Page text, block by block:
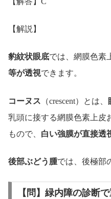
【解説】
豹紋状眼底では、網膜色素
等が透視できます。
コーヌス （crescent）とは、
乳頭に接する網膜色素上皮
もので、 白い強膜が直接透
後部ぶどう腫では、後極部
【問】緑内障の診断